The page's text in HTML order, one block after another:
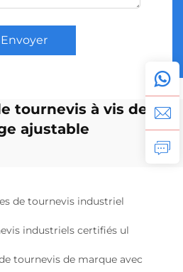
Envoyer
tournevis à vis de
ajustable
de tournevis industriel
industriels certifiés ul
tournevis de marque avec